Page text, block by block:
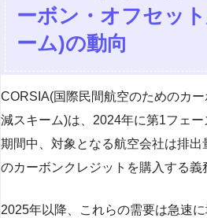
ーボン・オフセッ
ーム)の動向
CORSIA(国際民間航空のためのカ
減スキーム)は、2024年に第1フェ
期間中、対象となる航空会社は排
のカーボンクレジットを購入する義
2025年以降、これらの需要は急速に